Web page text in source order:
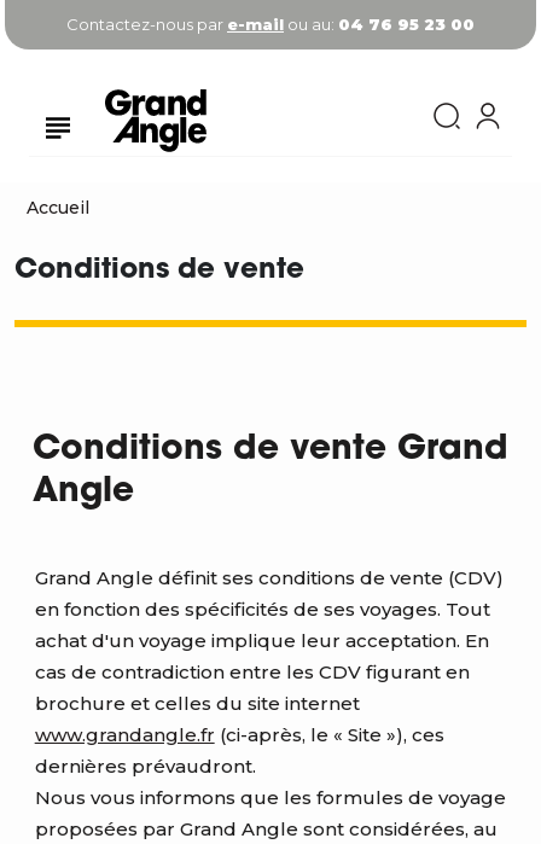
Contactez-nous par e-mail ou au: 04 76 95 23 00
Accueil
Conditions de vente
Conditions de vente Grand
Angle
Grand Angle définit ses conditions de vente (CDV)
en fonction des spécificités de ses voyages. Tout
achat d'un voyage implique leur acceptation. En
cas de contradiction entre les CDV figurant en
brochure et celles du site internet
www.grandangle.fr (ci-après, le « Site »), ces
dernières prévaudront.
Nous vous informons que les formules de voyage
proposées par Grand Angle sont considérées, au